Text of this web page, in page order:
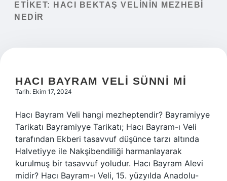
Yasal Uyarı
ETIKET:
HACI BEKTAŞ VELININ MEZHEBI
NEDIR
HACI BAYRAM VELI SÜNNI MI
Tarih: Ekim 17, 2024
Hacı Bayram Veli hangi mezheptendir? Bayramiyye
Tarikatı Bayramiyye Tarikatı; Hacı Bayram-ı Veli
tarafından Ekberi tasavvuf düşünce tarzı altında
Halvetiyye ile Nakşibendiliği harmanlayarak
kurulmuş bir tasavvuf yoludur. Hacı Bayram Alevi
midir? Hacı Bayram-ı Veli, 15. yüzyılda Anadolu-